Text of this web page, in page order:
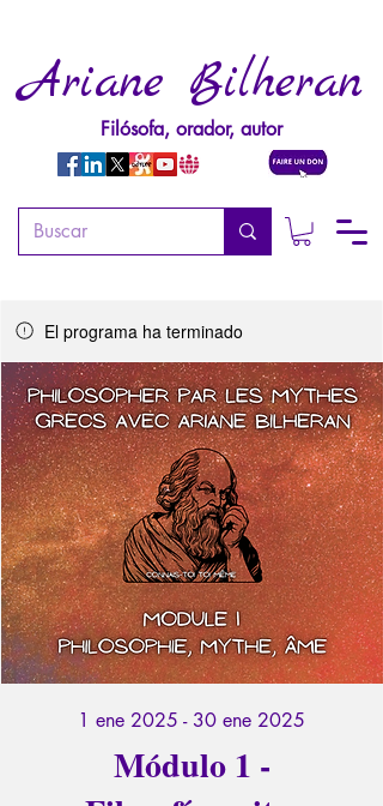
Ariane Bilheran
Filósofa, orador, autor
El programa ha terminado
Módulo 1 -
1 ene 2025 - 30 ene 2025